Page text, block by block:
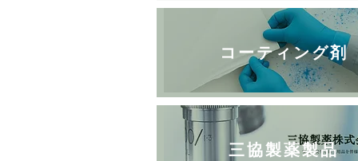
コーティング剤
三協製薬製品